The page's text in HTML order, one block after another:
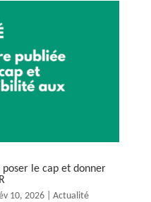
poser le cap et donner
10, 2026| Actualité